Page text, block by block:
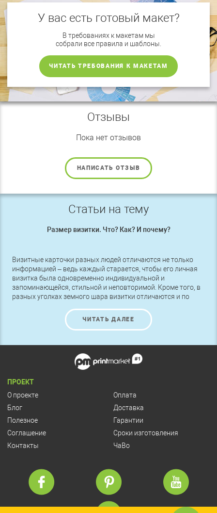
У вас есть готовый макет?
В требованиях к макетам мы
собрали все правила и шаблоны.
ЧИТАТЬ ТРЕБОВАНИЯ К МАКЕТАМ
Отзывы
Пока нет отзывов
НАПИСАТЬ ОТЗЫВ
Статьи на тему
Размер визитки. Что? Как? И почему?
Визитные карточки разных людей отличаются не только
информацией – ведь каждый старается, чтобы его личная
визитка была одновременно индивидуальной и
запоминающейся, стильной и неповторимой. Кроме того, в
разных уголках земного шара визитки отличаются и по
визиток отличается от стандартного европейского. В чем
же различия американского и европейского стандартов?
ЧИТАТЬ ДАЛЕЕ
ПРОЕКТ
О проекте
Блог
Полезное
Соглашение
Контакты
Оплата
Доставка
Гарантии
Сроки изготовления
ЧаВо